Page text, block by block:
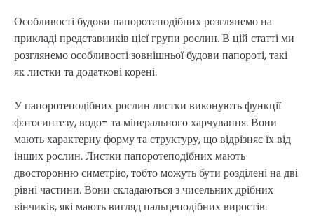
Особливості будови папоротеподібних розглянемо на
прикладі представників цієї групи рослин. В цій статті ми
розглянемо особливості зовнішньої будови папороті, такі
як листки та додаткові корені.
У папоротеподібних рослин листки виконують функції
фотосинтезу, водо- та мінерального харчування. Вони
мають характерну форму та структуру, що відрізняє їх від
інших рослин. Листки папоротеподібних мають
двосторонню симетрію, тобто можуть бути розділені на дві
рівні частини. Вони складаються з чисельних дрібних
вінчиків, які мають вигляд пальцеподібних виростів.